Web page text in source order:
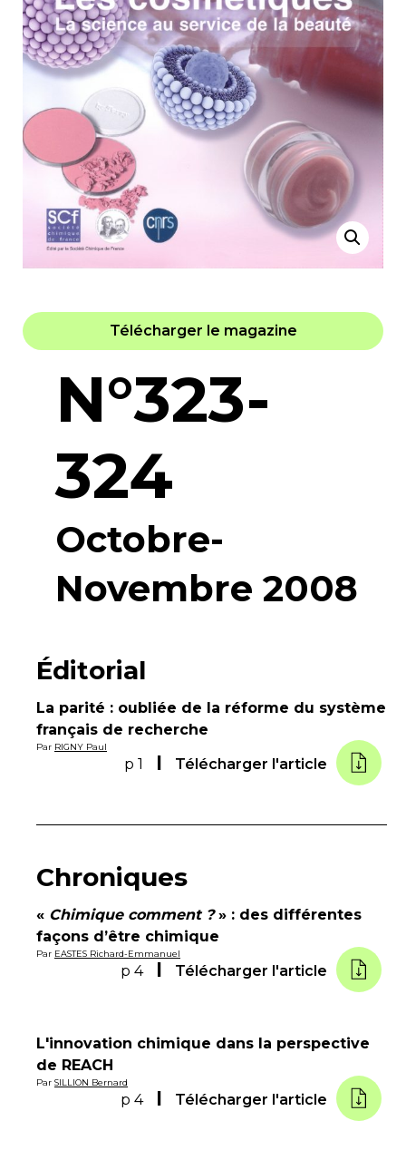
Télécharger le magazine
N°323-
324
Octobre-
Novembre 2008
Éditorial
La parité : oubliée de la réforme du système
français de recherche
Par RIGNY Paul
p 1 Télécharger l'article
Chroniques
« Chimique comment ?» : des différentes
façons d’être chimique
Par EASTES Richard-Emmanuel
p 4 Télécharger l'article
L'innovation chimique dans la perspective
de REACH
Par SILLION Bernard
p 4 Télécharger l'article